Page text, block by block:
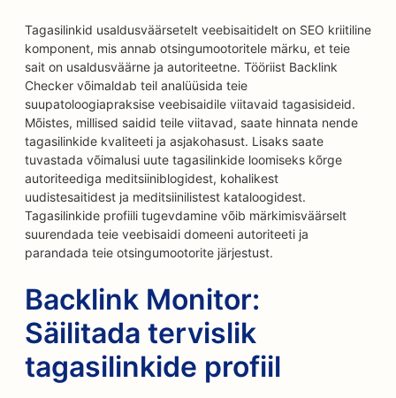
Tagasilinkid usaldusväärsetelt veebisaitidelt on SEO kriitiline
komponent, mis annab otsingumootoritele märku, et teie
sait on usaldusväärne ja autoriteetne. Tööriist Backlink
Checker võimaldab teil analüüsida teie
suupatoloogiapraksise veebisaidile viitavaid tagasisideid.
Mõistes, millised saidid teile viitavad, saate hinnata nende
tagasilinkide kvaliteeti ja asjakohasust. Lisaks saate
tuvastada võimalusi uute tagasilinkide loomiseks kõrge
autoriteediga meditsiiniblogidest, kohalikest
uudistesaitidest ja meditsiinilistest kataloogidest.
Tagasilinkide profiili tugevdamine võib märkimisväärselt
suurendada teie veebisaidi domeeni autoriteeti ja
parandada teie otsingumootorite järjestust.
Backlink Monitor:
Säilitada tervislik
tagasilinkide profiil